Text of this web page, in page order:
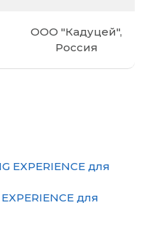
ООО "Кадуцей",
Россия
для